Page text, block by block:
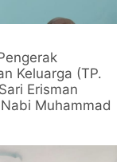
Keluarga (TP.
Erisman
Muhammad